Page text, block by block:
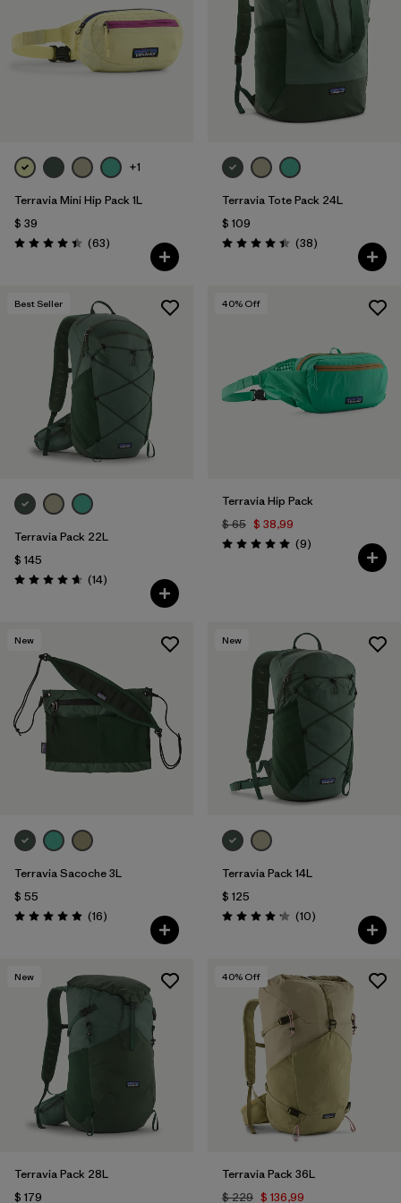
Filtrar por
Sport
+1
Terravia Mini Hip Pack 1L
$ 39
Valoración: 4.4 / 5
(63Comentarios
)
Terravia Tote Pack 24L
$ 109
Valoración: 4.4 / 5
(38Comentarios
)
Best Seller
Terravia Pack 22L
$ 145
Valoración: 4.6 / 5
(14Comentarios
)
40% Off
Terravia Hip Pack
$ 65 $ 38,99
Valoración: 5.0 / 5
(9Comentarios
)
New
Terravia Sacoche 3L
$ 55
Valoración: 4.9 / 5
(16Comentarios
)
New
Terravia Pack 14L
$ 125
Valoración: 4.2 / 5
(10Comentarios
)
New
Terravia Pack 28L
$ 179
40% Off
Terravia Pack 36L
$ 229 $ 136,99